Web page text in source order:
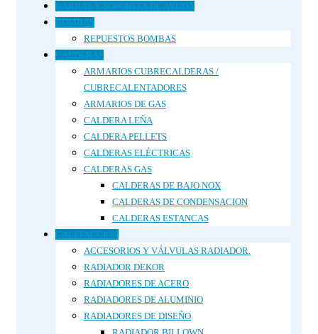
BARRAS Y SOPORTES DE AYUDA
BOMBAS
REPUESTOS BOMBAS
CALDERAS
ARMARIOS CUBRECALDERAS /
CUBRECALENTADORES
ARMARIOS DE GAS
CALDERA LEÑA
CALDERA PELLETS
CALDERAS ELÉCTRICAS
CALDERAS GAS
CALDERAS DE BAJO NOX
CALDERAS DE CONDENSACION
CALDERAS ESTANCAS
CALEFACCIÓN
ACCESORIOS Y VÁLVULAS RADIADOR.
RADIADOR DEKOR
RADIADORES DE ACERO
RADIADORES DE ALUMINIO
RADIADORES DE DISEÑO